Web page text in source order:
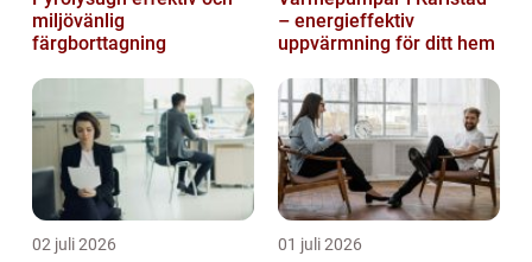
miljövänlig
färgborttagning
– energieffektiv
uppvärmning för ditt hem
02 juli 2026 01 juli 2026